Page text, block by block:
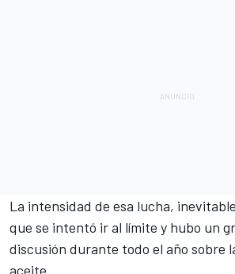
La intensidad de esa lucha,
que se intentó ir al límite y hubo un
discusión durante todo el año sobre
aceite.